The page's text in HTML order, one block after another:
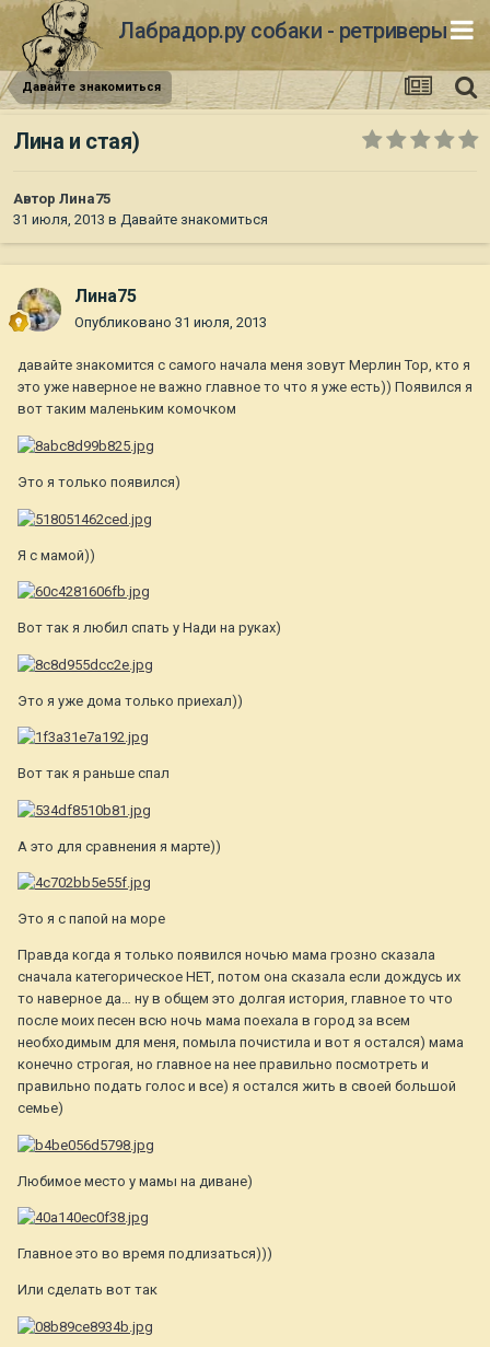
Лабрадор.ру собаки - ретриверы
Давайте знакомиться
Лина и стая)
Автор Лина75
31 июля, 2013 в Давайте знакомиться
Лина75
Опубликовано 31 июля, 2013
давайте знакомится с самого начала меня зовут Мерлин Тор, кто я
это уже наверное не важно главное то что я уже есть)) Появился я
вот таким маленьким комочком
Это я только появился)
Я с мамой))
Вот так я любил спать у Нади на руках)
Это я уже дома только приехал))
Вот так я раньше спал
А это для сравнения я марте))
Это я с папой на море
Правда когда я только появился ночью мама грозно сказала
сначала категорическое НЕТ, потом она сказала если дождусь их
то наверное да… ну в общем это долгая история, главное то что
после моих песен всю ночь мама поехала в город за всем
необходимым для меня, помыла почистила и вот я остался) мама
конечно строгая, но главное на нее правильно посмотреть и
правильно подать голос и все) я остался жить в своей большой
семье)
Любимое место у мамы на диване)
Главное это во время подлизаться)))
Или сделать вот так